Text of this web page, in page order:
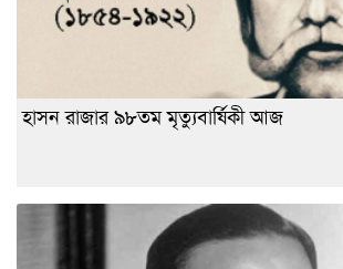
হাসন রাজার ৯৮তম মৃত্যুবার্ষিকী আজ